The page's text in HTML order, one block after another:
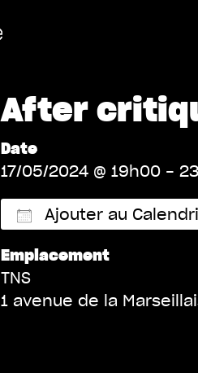
After
Date
17/05/2024 @ 19h00 -
Ajouter au
Télécharger ICS
Emplacement
TNS
1 avenue de la